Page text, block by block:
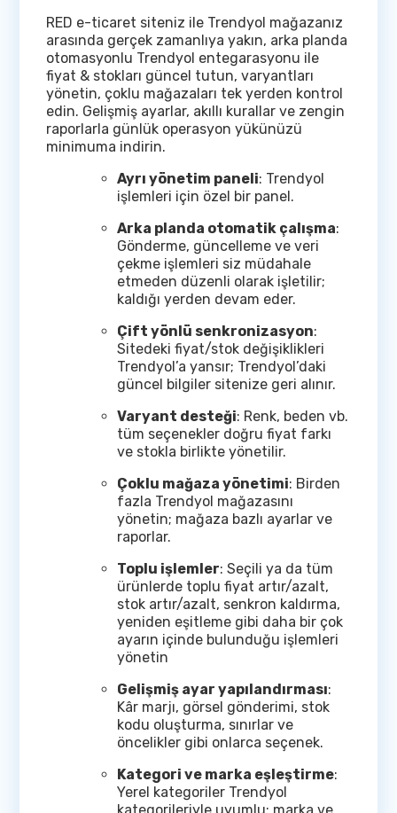
RED e-ticaret siteniz ile Trendyol mağazanız
arasında gerçek zamanlıya yakın, arka planda
otomasyonlu Trendyol entegarasyonu ile
fiyat & stokları güncel tutun, varyantları
yönetin, çoklu mağazaları tek yerden kontrol
edin. Gelişmiş ayarlar, akıllı kurallar ve zengin
raporlarla günlük operasyon yükünüzü
minimuma indirin.
Ayrı yönetim paneli: Trendyol
işlemleri için özel bir panel.
Arka planda otomatik çalışma:
Gönderme, güncelleme ve veri
çekme işlemleri siz müdahale
etmeden düzenli olarak işletilir;
kaldığı yerden devam eder.
Çift yönlü senkronizasyon:
Sitedeki fiyat/stok değişiklikleri
Trendyol’a yansır; Trendyol’daki
güncel bilgiler sitenize geri alınır.
Varyant desteği: Renk, beden vb.
tüm seçenekler doğru fiyat farkı
ve stokla birlikte yönetilir.
Çoklu mağaza yönetimi: Birden
fazla Trendyol mağazasını
yönetin; mağaza bazlı ayarlar ve
raporlar.
Toplu işlemler: Seçili ya da tüm
ürünlerde toplu fiyat artır/azalt,
stok artır/azalt, senkron kaldırma,
yeniden eşitleme gibi daha bir çok
ayarın içinde bulunduğu işlemleri
yönetin
Gelişmiş ayar yapılandırması:
Kâr marjı, görsel gönderimi, stok
kodu oluşturma, sınırlar ve
öncelikler gibi onlarca seçenek.
Kategori ve marka eşleştirme:
Yerel kategoriler Trendyol